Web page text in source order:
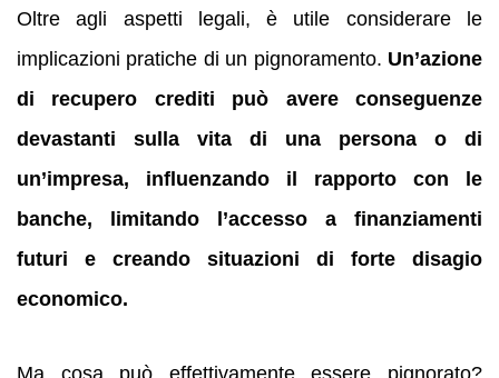
Oltre agli aspetti legali, è utile considerare le
implicazioni pratiche di un pignoramento. Un’azione
di recupero crediti può avere conseguenze
devastanti sulla vita di una persona o di
un’impresa, influenzando il rapporto con le
banche, limitando l’accesso a finanziamenti
futuri e creando situazioni di forte disagio
economico.
Ma cosa può effettivamente essere pignorato?